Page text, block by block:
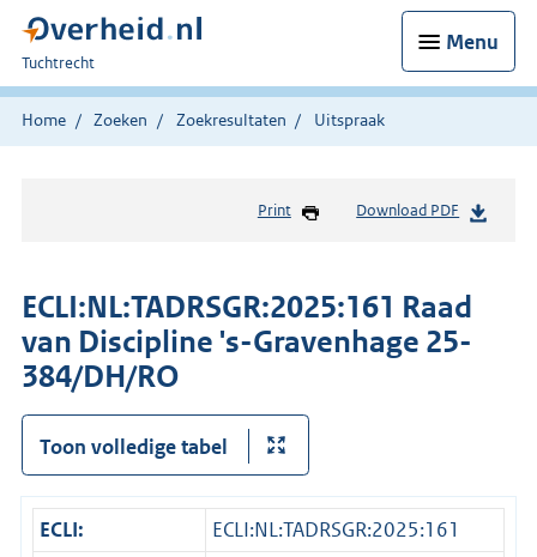
Menu
U
bent
hier:
Tuchtrecht
Home Zoeken Zoekresultaten Uitspraak
Print Download PDF
ECLI:NL:TADRSGR:2025:161 Raad
van Discipline 's-Gravenhage 25-
384/DH/RO
Toon volledige tabel
ECLI:
ECLI:NL:TADRSGR:2025:161